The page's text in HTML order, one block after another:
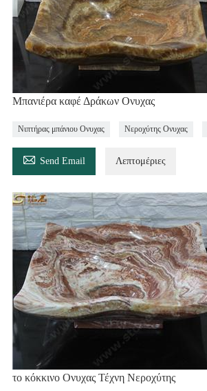
Μπανιέρα καφέ Δράκων Ονυχας
Νιπτήρας μπάνιου Ονυχας Νεροχύτης Ονυχας
 Send Email Λεπτομέριες
το κόκκινο Ονυχας Τέχνη Νεροχύτης